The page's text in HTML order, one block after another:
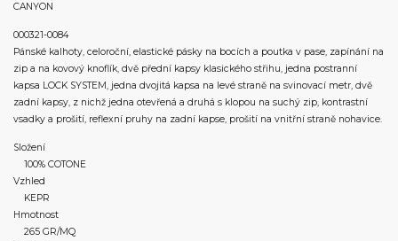
CANYON
000321-0084
Pánské kalhoty, celoroční, elastické pásky na bocích a poutka v pase, zapínání na
zip a na kovový knoflík, dvě přední kapsy klasického střihu, jedna postranní
kapsa LOCK SYSTEM, jedna dvojitá kapsa na levé straně na svinovací metr, dvě
zadní kapsy, z nichž jedna otevřená a druhá s klopou na suchý zip, kontrastní
vsadky a prošití, reflexní pruhy na zadní kapse, prošití na vnitřní straně nohavice.
Složení
100% COTONE
Vzhled
KEPR
Hmotnost
265 GR/MQ